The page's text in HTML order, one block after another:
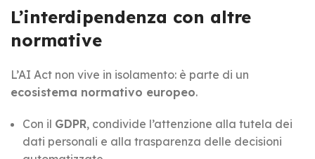
L’interdipendenza con altre
normative
L’AI Act non vive in isolamento: è parte di un
ecosistema normativo europeo.
Con il GDPR, condivide l’attenzione alla tutela dei
dati personali e alla trasparenza delle decisioni